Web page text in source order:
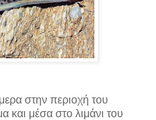
στην περιοχή του
και μέσα στο λιμάνι του